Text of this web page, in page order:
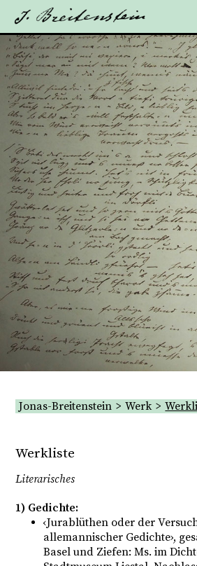
Jonas-Breitenstein Werk
Werkliste
Literarisches
1) Gedichte:
‹Jurablüthen oder der
allemannischer Gedichte›,
Basel und Ziefen: Ms. im